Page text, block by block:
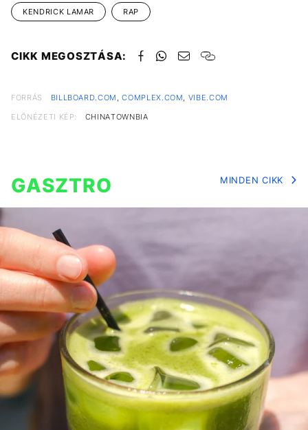
KENDRICK LAMAR RAP
CIKK MEGOSZTÁSA:
FORRÁS BILLBOARD.COM ,COMPLEX.COM, VIBE.COM
ELŐNÉZETI KÉP:
CHINATOWNBIA
GASZTRO MINDEN CIKK